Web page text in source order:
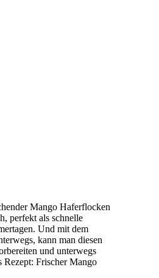
Mango Haferflocken
perfekt als schnelle
Und mit dem
kann man diesen
und unterwegs
Rezept: Frischer Mango